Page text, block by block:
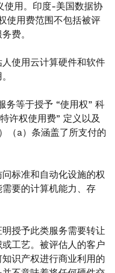
使用。印度-美国数据协
使用费范围不包括被评
费。
使用云计算硬件和软件
务等于授予 “使用权” 科
许权使用费” 定义以及
（a）条涵盖了所支付的
标准和自动化设施的权
要的计算机能力、存
授予此类服务需要转让
工艺。被评估人的客户
识产权进行商业利用的